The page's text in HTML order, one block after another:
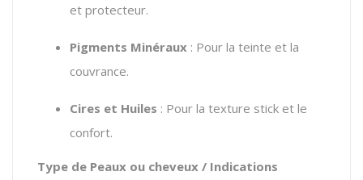
et protecteur.
Pigments Minéraux : Pour la teinte et la
couvrance.
Cires et Huiles : Pour la texture stick et le
confort.
Type de Peaux ou cheveux / Indications